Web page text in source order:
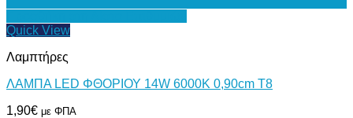
Quick View
Λαμπτήρες
ΛΑΜΠΑ LED ΦΘΟΡΙΟΥ 14W 6000Κ 0,90cm Τ8
1,90€ με ΦΠΑ